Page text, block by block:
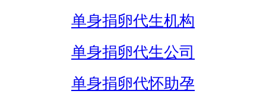
单身捐卵代生机构
单身捐卵代生公司
单身捐卵代怀助孕